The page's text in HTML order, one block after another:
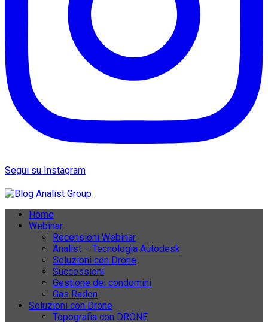
Segui su Instagram
Home
Webinar
Recensioni Webinar
Analist – Tecnologia Autodesk
Soluzioni con Drone
Successioni
Gestione dei condomini
Gas Radon
Soluzioni con Drone
Topografia con DRONE